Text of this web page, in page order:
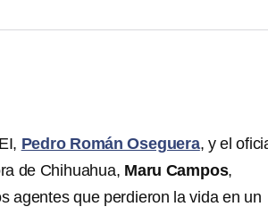
Pedro Román Oseguera, y el
de Chihuahua, Maru Campos,
agentes que perdieron la vida en un